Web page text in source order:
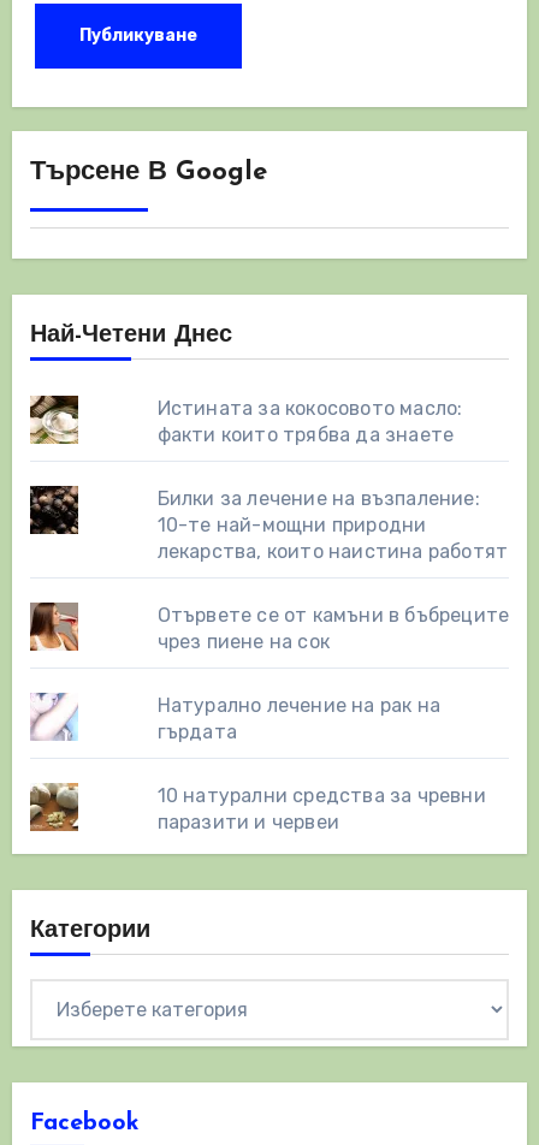
Търсене В Google
Най-Четени Днес
Истината за кокосовото масло:
факти които трябва да знаете
Билки за лечение на възпаление:
10-те най-мощни природни
лекарства, които наистина работят
Отървете се от камъни в бъбреците
чрез пиене на сок
Натурално лечение на рак на
гърдата
10 натурални средства за чревни
паразити и червеи
Категории
Facebook